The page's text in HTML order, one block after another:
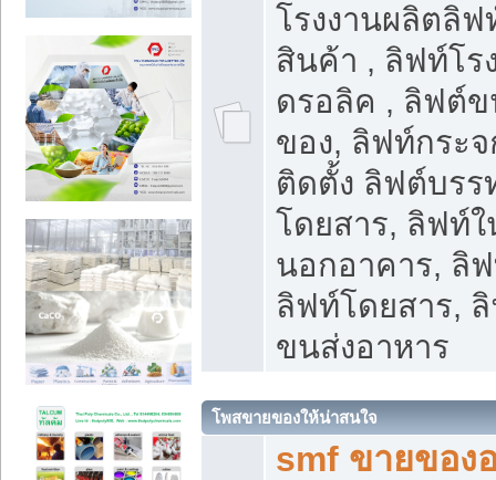
โรงงานผลิตลิ
สินค้า , ลิฟท์โร
ดรอลิค , ลิฟต์
ของ, ลิฟท์กระ
ติดตั้ง ลิฟต์บร
โดยสาร, ลิฟท์
นอกอาคาร, ลิ
ลิฟท์โดยสาร,
ขนส่งอาหาร
โพสขายของให้น่าสนใจ
smf ขายของ